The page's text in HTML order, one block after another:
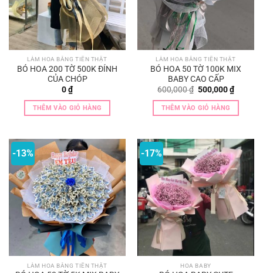
LÀM HOA BẰNG TIỀN THẬT
BÓ HOA 200 TỜ 500K ĐỈNH
CỦA CHÓP
0₫
THÊM VÀO GIỎ HÀNG
LÀM HOA BẰNG TIỀN THẬT
BÓ HOA 50 TỜ 100K MIX
BABY CAO CẤP
600,000₫ Giá
là:
600,000 ₫.
500,000₫Giá
hiện
tại
THÊM VÀO GIỎ HÀNG
-13%
LÀM HOA BẰNG TIỀN THẬT
-17%
HOA BABY